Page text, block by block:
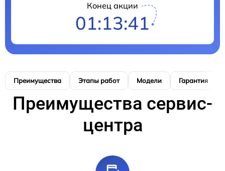
Конец акции
01:13:40
Преимущества Этапы работ Модели Гарантия
Преимущества сервис-
центра